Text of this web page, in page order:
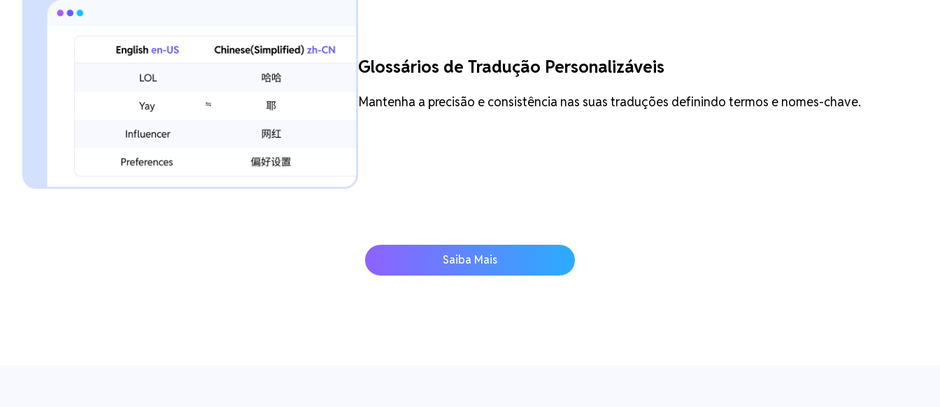
Glossários de Tradução Personalizáveis
Mantenha a precisão e consistência nas suas traduções definindo termos e nomes-chave.
Saiba Mais